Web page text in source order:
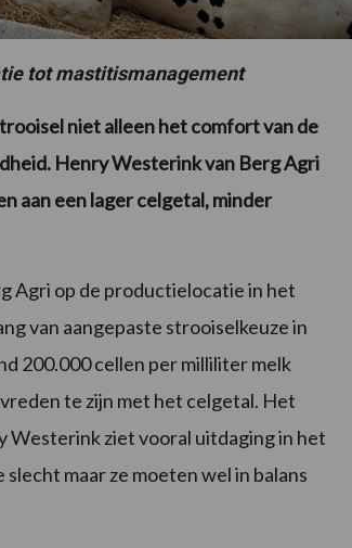
tot mastitismanagement
niet alleen het comfort van de
Henry Westerink van Berg Agri
aan een lager celgetal, minder
Agri op de productielocatie in het
van aangepaste strooiselkeuze in
200.000 cellen per milliliter melk
te zijn met het celgetal. Het
Westerink ziet vooral uitdaging in het
maar ze moeten wel in balans